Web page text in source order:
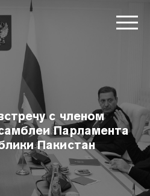
с членом
Парламента
Пакистан